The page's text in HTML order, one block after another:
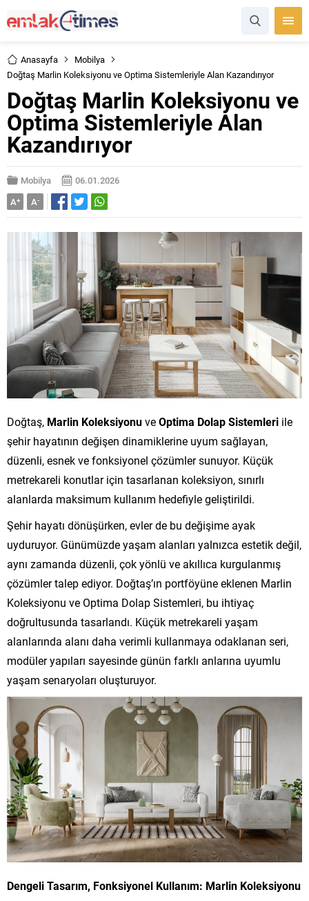
Anasayfa
Mobilya
Doğtaş Marlin Koleksiyonu ve Optima Sistemleriyle Alan Kazandırıyor
Doğtaş Marlin Koleksiyonu ve
Optima Sistemleriyle Alan
Kazandırıyor
Mobilya
06.01.2026
A+ A-
Doğtaş, Marlin KoleksiyonuveOptima Dolap Sistemleri ile
şehir hayatının değişen dinamiklerine uyum sağlayan,
düzenli, esnek ve fonksiyonel çözümler sunuyor. Küçük
metrekareli konutlar için tasarlanan koleksiyon, sınırlı
alanlarda maksimum kullanım hedefiyle geliştirildi.
Şehir hayatı dönüşürken, evler de bu değişime ayak
uyduruyor. Günümüzde yaşam alanları yalnızca estetik değil,
aynı zamanda düzenli, çok yönlü ve akıllıca kurgulanmış
çözümler talep ediyor. Doğtaş’ın portföyüne eklenen Marlin
Koleksiyonu ve Optima Dolap Sistemleri, bu ihtiyaç
doğrultusunda tasarlandı. Küçük metrekareli yaşam
alanlarında alanı daha verimli kullanmaya odaklanan seri,
modüler yapıları sayesinde günün farklı anlarına uyumlu
yaşam senaryoları oluşturuyor.
Dengeli Tasarım, Fonksiyonel Kullanım: Marlin Koleksiyonu